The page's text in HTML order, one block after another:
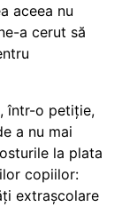
aceea nu
a cerut să
într-o petiție,
a nu mai
la plata
copiilor:
extrașcolare